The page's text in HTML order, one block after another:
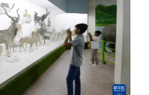
健康 军事
图片 政务
金融 汽车
信息化 数字经济